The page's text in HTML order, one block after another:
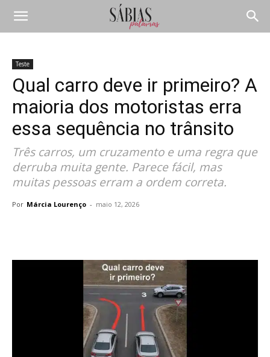
Teste
Qual carro deve ir primeiro? A
maioria dos motoristas erra
essa sequência no trânsito
Três carros, um cruzamento e uma regra que
derruba muita gente. Parece fácil, mas
muitas pessoas erram a ordem correta.
Por Márcia Lourenço - maio 12, 2026